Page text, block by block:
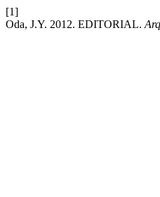
[1]
Oda, J.Y. 2012. EDITORIAL.